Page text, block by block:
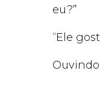
eu?”
“Ele